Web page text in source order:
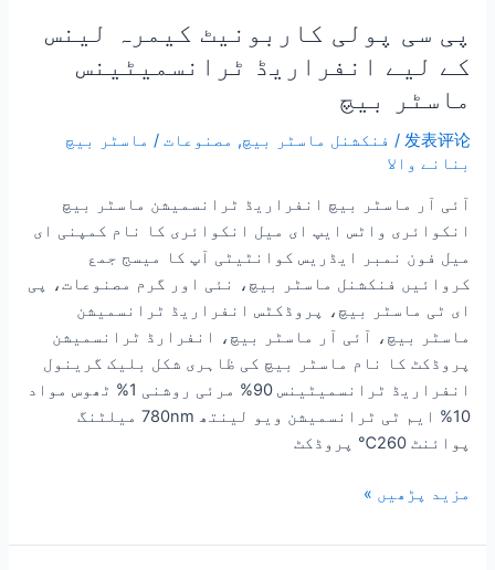
پی سی پولی کاربونیٹ کیمرہ لینس
کے لیے انفراریڈ ٹرانسمیٹینس
ماسٹر بیچ
发表评论
/ فنکشنل ماسٹر بیچ, مصنوعات / ماسٹر بیچ
بنانے والا
آئی آر ماسٹر بیچ انفراریڈ ٹرانسمیشن ماسٹر بیچ
انکوائری واٹس ایپ ای میل انکوائری کا نام کمپنی ای
میل فون نمبر ایڈریس کوانٹیٹی آپ کا میسج جمع
کروائیں فنکشنل ماسٹر بیچ، نئی اور گرم مصنوعات، پی
ای ٹی ماسٹر بیچ، پروڈکٹس انفراریڈ ٹرانسمیشن
ماسٹر بیچ، آئی آر ماسٹر بیچ، انفرارڈ ٹرانسمیشن
پروڈکٹ کا نام ماسٹر بیچ کی ظاہری شکل بلیک گرینول
انفراریڈ ٹرانسمیٹینس 90% مرئی روشنی 1% ٹھوس مواد
10% ایم ٹی ٹرانسمیشن ویو لینتھ 780nm میلٹنگ
پوائنٹ 260℃ پروڈکٹ
مزید پڑھیں »